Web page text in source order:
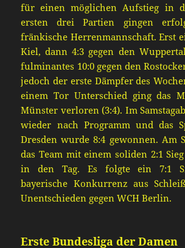
für einen möglichen Aufstieg in
ersten drei Partien gingen
fränkische Herrenmannschaft. Erst
Kiel, dann4:3 gegen den
fulminantes 10:0 gegendenRostock
jedoch der erste Dämpfer des
einem Tor Unterschied ging das
Münster verloren(3:4). Im
wieder nach Programmund das
Dresden wurde 8:4 gewonnen. Am
das Team mit einem soliden 2:1 Sieg
in den Tag. Es folgte ein 7:1
bayerische Konkurrenz aus
Unentschieden gegen WCH Berlin.
Erste Bundesliga der Damen